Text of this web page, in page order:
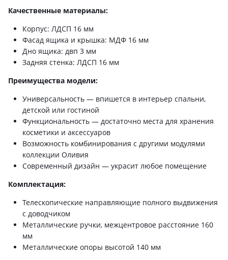
Качественные материалы:
Корпус: ЛДСП 16 мм
Фасад ящика и крышка: МДФ 16 мм
Дно ящика: двп 3 мм
Задняя стенка: ЛДСП 16 мм
Преимущества модели:
Универсальность — впишется в интерьер спальни,
детской или гостиной
Функциональность — достаточно места для хранения
косметики и аксессуаров
Возможность комбинирования с другими модулями
коллекции Оливия
Современный дизайн — украсит любое помещение
Комплектация:
Телескопические направляющие полного выдвижения
с доводчиком
Металлические ручки, межцентровое расстояние 160
мм
Металлические опоры высотой 140 мм